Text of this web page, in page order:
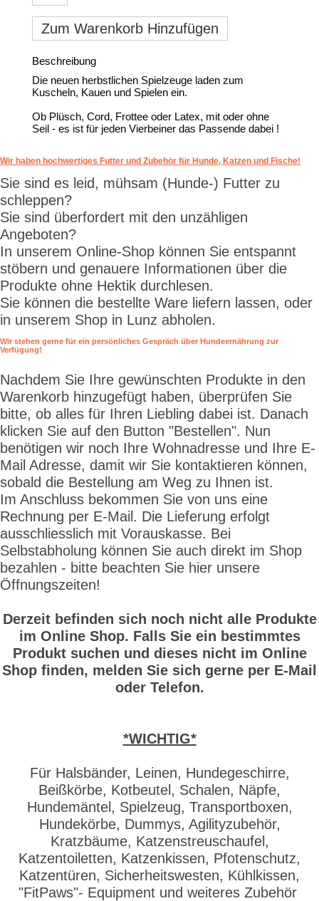
Zum Warenkorb Hinzufügen
Beschreibung
Die neuen herbstlichen Spielzeuge laden zum
Kuscheln, Kauen und Spielen ein.
Ob Plüsch, Cord, Frottee oder Latex, mit oder ohne
Seil - es ist für jeden Vierbeiner das Passende dabei !
Wir haben hochwertiges Futter und Zubehör für Hunde, Katzen und Fische!
Sie sind es leid, mühsam (Hunde-) Futter zu
schleppen?
Sie sind überfordert mit den unzähligen
Angeboten?
In unserem Online-Shop können Sie entspannt
stöbern und genauere Informationen über die
Produkte ohne Hektik durchlesen.
Sie können die bestellte Ware liefern lassen, oder
in unserem Shop in Lunz abholen.
Wir stehen gerne für ein persönliches Gespräch über Hundeernährung zur
Verfügung!
Nachdem Sie Ihre gewünschten Produkte in den
Warenkorb hinzugefügt haben, überprüfen Sie
bitte, ob alles für Ihren Liebling dabei ist. Danach
klicken Sie auf den Button "Bestellen". Nun
benötigen wir noch Ihre Wohnadresse und Ihre E-
Mail Adresse, damit wir Sie kontaktieren können,
sobald die Bestellung am Weg zu Ihnen ist.
Im Anschluss bekommen Sie von uns eine
Rechnung per E-Mail. Die Lieferung erfolgt
ausschliesslich mit Vorauskasse. Bei
Selbstabholung können Sie auch direkt im Shop
bezahlen - bitte beachten Sie hier unsere
Öffnungszeiten!
Derzeit befinden sich noch nicht alle Produkte
im Online Shop. Falls Sie ein bestimmtes
Produkt suchen und dieses nicht im Online
Shop finden, melden Sie sich gerne per E-Mail
oder Telefon.
*WICHTIG*
Für Halsbänder, Leinen, Hundegeschirre,
Beißkörbe, Kotbeutel, Schalen, Näpfe,
Hundemäntel, Spielzeug, Transportboxen,
Hundekörbe, Dummys, Agilityzubehör,
Kratzbäume, Katzenstreuschaufel,
Katzentoiletten, Katzenkissen, Pfotenschutz,
Katzentüren, Sicherheitswesten, Kühlkissen,
"FitPaws"- Equipment und weiteres Zubehör